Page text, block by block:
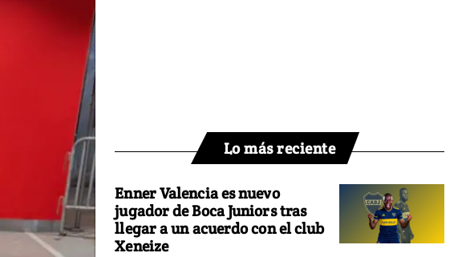
Lo más reciente
Enner Valencia es nuevo
jugador de Boca Juniors tras
llegar a un acuerdo con el club
Xeneize